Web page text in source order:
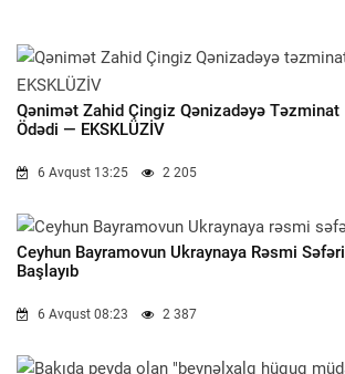
Qənimət Zahid Çingiz Qənizadəyə Təzminat
Ödədi — EKSKLÜZİV
6 Avqust 13:25 2 205
Ceyhun Bayramovun Ukraynaya Rəsmi Səfəri
Başlayıb
6 Avqust 08:23 2 387